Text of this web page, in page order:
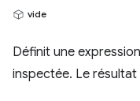
vide
Définit une
inspectée. Le